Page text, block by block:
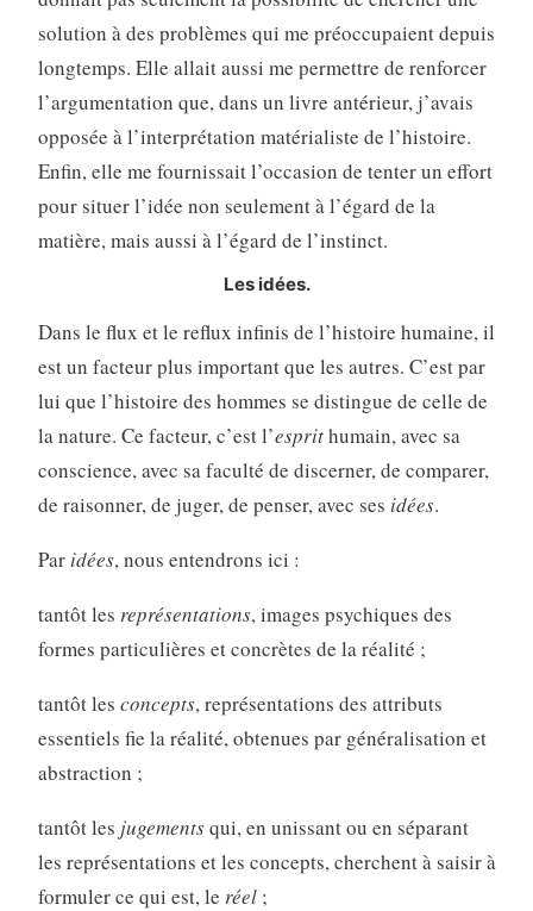
solution à des problèmes qui me préoccupaient depuis
longtemps. Elle allait aussi me permettre de renforcer
l’argumentation que, dans un livre antérieur, j’avais
opposée à l’interprétation matérialiste de l’histoire.
Enfin, elle me fournissait l’occasion de tenter un effort
pour situer l’idée non seulement à l’égard de la
matière, mais aussi à l’égard de l’instinct.
Les idées.
Dans le flux et le reflux infinis de l’histoire humaine, il
est un facteur plus important que les autres. C’est par
lui que l’histoire des hommes se distingue de celle de
la nature. Ce facteur, c’est l’esprithumain, avec sa
conscience, avec sa faculté de discerner, de comparer,
de raisonner, de juger, de penser, avec ses idées.
Par idées, nous entendrons ici :
tantôt les représentations, images psychiques des
formes particulières et concrètes de la réalité ;
tantôt les concepts, représentations des attributs
essentiels fie la réalité, obtenues par généralisation et
abstraction ;
tantôt les jugementsqui, en unissant ou en séparant
les représentations et les concepts, cherchent à saisir à
formuler ce qui est, le réel;